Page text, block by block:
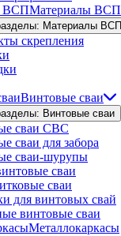
Материалы ВСП
Материалы ВСП
скрепления
Винтовые сваи
Винтовые сваи
сваи СВС
сваи для забора
сваи-шурупы
сваи
сваи
для винтовых свай
винтовые сваи
Металлокаркасы